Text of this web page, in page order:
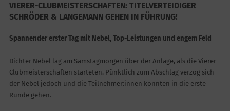
VIERER-CLUBMEISTERSCHAFTEN: TITELVERTEIDIGER
SCHRÖDER & LANGEMANN GEHEN IN FÜHRUNG!
Spannender erster Tag mit Nebel, Top-Leistungen und engem Feld
Dichter Nebel lag am Samstagmorgen über der Anlage, als die Vierer-
Clubmeisterschaften starteten. Pünktlich zum Abschlag verzog sich
der Nebel jedoch und die Teilnehmer:innen konnten in die erste
Runde gehen.